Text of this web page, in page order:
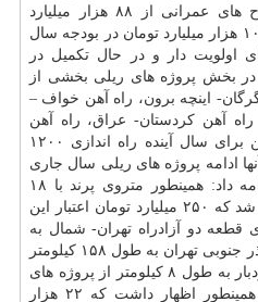
است، اظهار داشت: منابع طرح های عمرانی از ۸۸ هزار میلیارد
تومان در بودجه سال جاری به ۱۰۴ هزار میلیارد تومان در بودجه سال
اولویت دار و در حال تکمیل در
در بخش پروژه های ریلی بخشی از
اینچه برون، راه آهن خواف –
آهن کردستان- عراق، راه آهن
شلمچه- بصره می شود بنابراین برای سال آینده راه اندازی ۱۲۰۰
ادامه پروژه های ریلی سال جاری
است، دیده شده است. وی ادامه داد: همینطور متروی پرند با ۱۸
کیلومتر سال آینده تجمیع خواهد شد که ۲۵۰ میلیارد تومان اعتبار این
قطعه دو آزادراه تهران- شمال به
طول ۲۲ کیلومتر، آزادراه کنار گذر جنوبی تهران به طول ۱۵۸ کیلومتر
و بخشی از آزادراه منجیل به رودبار به طول ۸ کیلومتر از پروژه های
آزادراهی سال آینده هستند. او همینطور اظهار داشت که ۲۲ هزار